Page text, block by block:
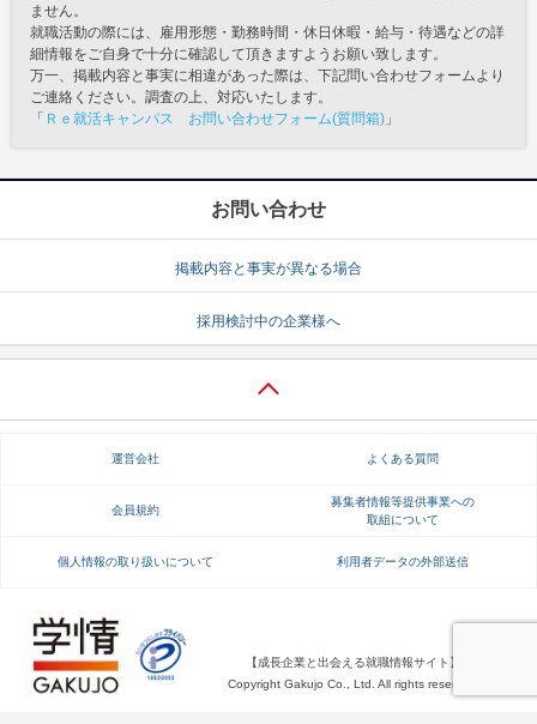
ません。
就職活動の際には、雇用形態・勤務時間・休日休暇・給与・待遇などの詳
細情報をご自身で十分に確認して頂きますようお願い致します。
万一、掲載内容と事実に相違があった際は、下記問い合わせフォームより
ご連絡ください。調査の上、対応いたします。
「 Ｒｅ就活キャンパス お問い合わせフォーム(質問箱) 」
お問い合わせ
掲載内容と事実が異なる場合
採用検討中の企業様へ
運営会社 よくある質問
会員規約
募集者情報等提供事業への
取組について
個人情報の取り扱いについて 利用者データの外部送信
【成長企業と出会える就職情報サイト】
Copyright Gakujo Co., Ltd. All rights reserved.